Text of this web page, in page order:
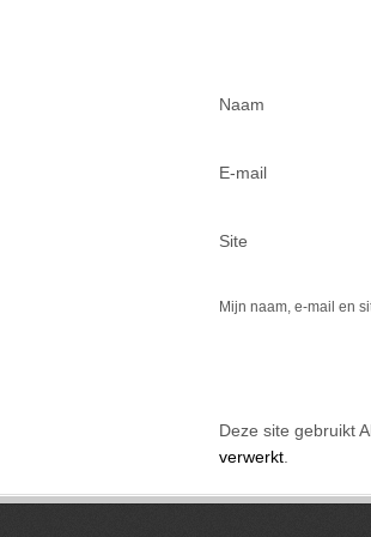
Naam
E-mail
Site
Mijn naam, e-mail en
Alternative:
Deze site gebruikt
verwerkt.